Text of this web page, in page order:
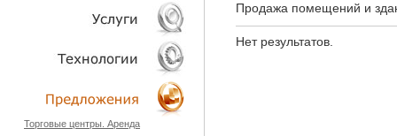
НОВОСТИ
УСЛУГИ
ТЕХНОЛОГИИ
Торговые центры. Аренда
Продажа помещений и
Нет результатов.